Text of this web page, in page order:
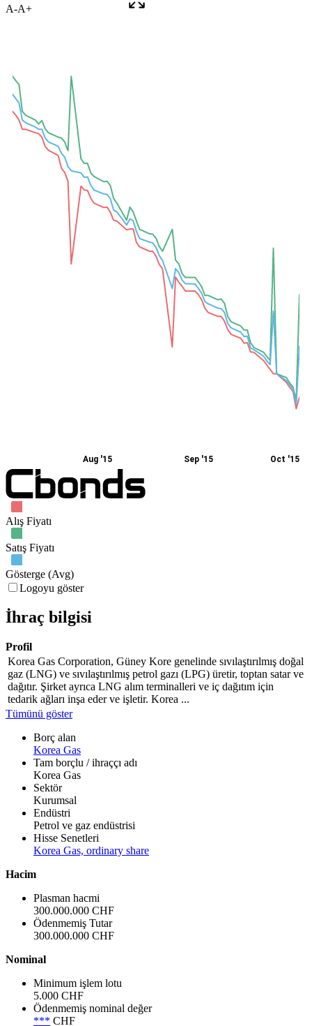
A-A+
Aug '15 Sep '15 Oct '15
Alış Fiyatı
Satış Fiyatı
Gösterge (Avg)
Logoyu göster
İhraç bilgisi
Profil
Korea Gas Corporation, Güney Kore genelinde sıvılaştırılmış doğal
gaz (LNG) ve sıvılaştırılmış petrol gazı (LPG) üretir, toptan satar ve
dağıtır. Şirket ayrıca LNG alım terminalleri ve iç dağıtım için
tedarik ağları inşa eder ve işletir. Korea ...
Tümünü göster
Borç alan
Korea Gas
Tam borçlu / ihraççı adı
Korea Gas
Sektör
Kurumsal
Endüstri
Petrol ve gaz endüstrisi
Hisse Senetleri
Korea Gas, ordinary share
Hacim
Plasman hacmi
300.000.000 CHF
Ödenmemiş Tutar
300.000.000 CHF
Nominal
Minimum işlem lotu
5.000 CHF
Ödenmemiş nominal değer
*** CHF